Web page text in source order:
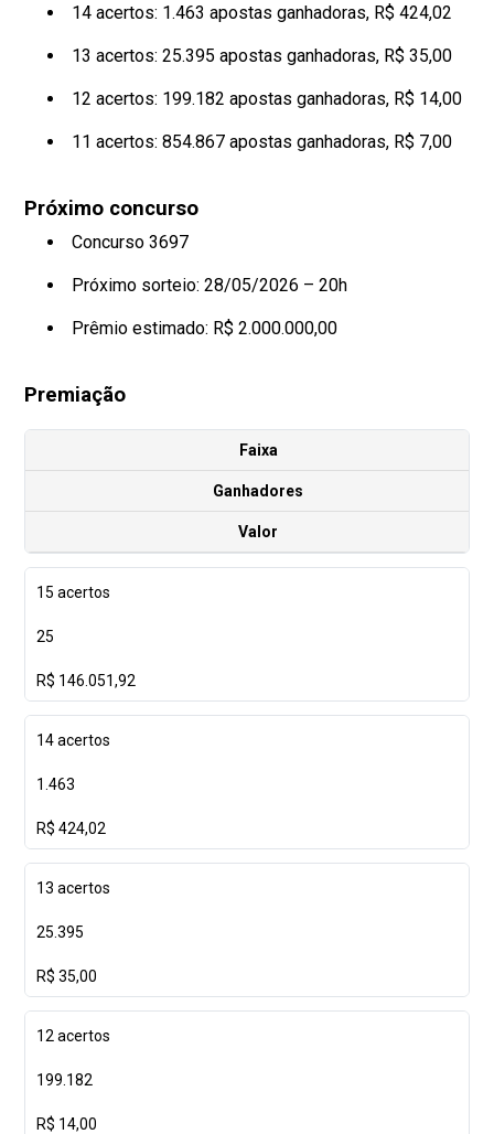
14 acertos: 1.463 apostas ganhadoras, R$ 424,02
13 acertos: 25.395 apostas ganhadoras, R$ 35,00
12 acertos: 199.182 apostas ganhadoras, R$ 14,00
11 acertos: 854.867 apostas ganhadoras, R$ 7,00
Próximo concurso
Concurso 3697
Próximo sorteio: 28/05/2026 – 20h
Prêmio estimado: R$ 2.000.000,00
Premiação
Faixa
Ganhadores
Valor
15 acertos
25
R$ 146.051,92
14 acertos
1.463
R$ 424,02
13 acertos
25.395
R$ 35,00
12 acertos
199.182
R$ 14,00